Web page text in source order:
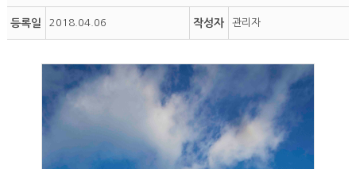
등록일 2018.04.06 작성자 관리자